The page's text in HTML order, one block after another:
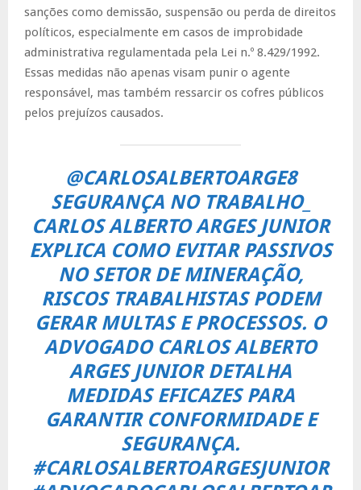
sanções como demissão, suspensão ou perda de direitos
políticos, especialmente em casos de improbidade
administrativa regulamentada pela Lei n.º 8.429/1992.
Essas medidas não apenas visam punir o agente
responsável, mas também ressarcir os cofres públicos
pelos prejuízos causados.
@CARLOSALBERTOARGE8
SEGURANÇA NO TRABALHO_
CARLOS ALBERTO ARGES JUNIOR
EXPLICA COMO EVITAR PASSIVOS
NO SETOR DE MINERAÇÃO,
RISCOS TRABALHISTAS PODEM
GERAR MULTAS E PROCESSOS. O
ADVOGADO CARLOS ALBERTO
ARGES JUNIOR DETALHA
MEDIDAS EFICAZES PARA
GARANTIR CONFORMIDADE E
SEGURANÇA.
#CARLOSALBERTOARGESJUNIOR